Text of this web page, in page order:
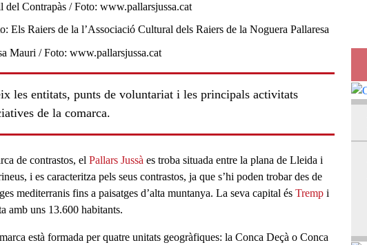
les entitats, punts de voluntariat i les principals activitats
de la comarca.
de contrastos, el Pallars Jussà es troba situada entre la plana de Lleida i
i es caracteritza pels seus contrastos, ja que s’hi poden trobar des de
mediterranis fins a paisatges d’alta muntanya. La seva capital és Trempi
amb uns 13.600 habitants.
està formada per quatre unitats geogràfiques: la Conca Deçà o Conca